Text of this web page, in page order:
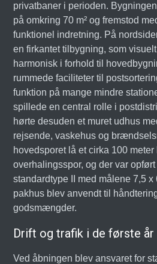
privatbaner i perioden.
på omkring 70 m² og fremstod
funktionel indretning. På
en firkantet tilbygning, som
harmonisk i forhold til
rummede faciliteter til
funktion på mange mindre
spillede en central rolle i
hørte desuden et muret udhus
rejsende, vaskehus og
hovedsporet lå et cirka 100
overhalingsspor, og der var
standardtype II med målene 7,5 x
pakhus blev anvendt til
godsmængder.
Drift og trafik i de første år
Ved åbningen blev ansvaret for